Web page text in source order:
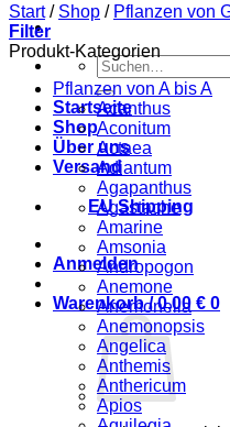
Suchen
nach:
Startseite
Shop
Über uns
Versand
EU Shipping
Anmelden
Warenkorb /0,00 € 0
Start / Shop / Pflanzen von
Filter
Produkt-Kategorien
Pflanzen von A bis A
Acanthus
Aconitum
Actaea
Adiantum
Agapanthus
Agastache
Amarine
Amsonia
Andropogon
Anemone
Anemonella
Anemonopsis
Angelica
Anthemis
Anthericum
Apios